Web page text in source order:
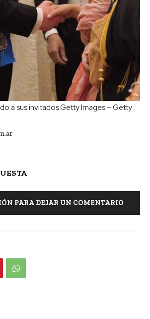
a sus invitados.Getty Images – Getty
PARA DEJAR UN COMENTARIO